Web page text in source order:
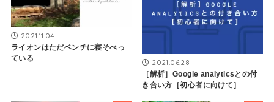
2021.11.04
ライオンはただベンチに寝そべっ
ている
2021.06.28
［解析］Google analyticsとの付
き合い方［初心者に向けて］